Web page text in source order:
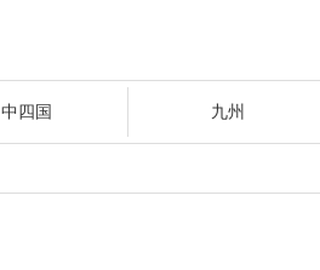
中四国 九州